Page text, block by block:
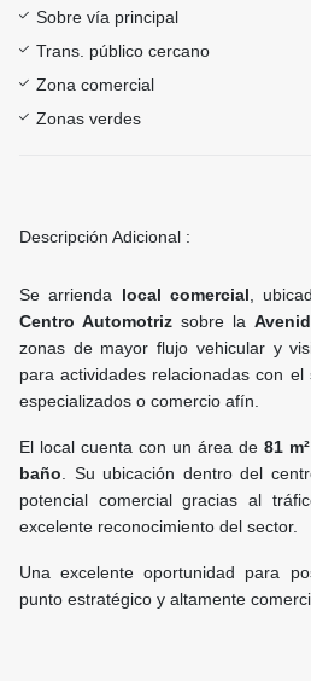
Sobre vía principal
Trans. público cercano
Zona comercial
Zonas verdes
Descripción Adicional :
Se arrienda local comercial ,
Centro Automotrizsobre la
zonas de mayor flujo vehicular y
para actividades relacionadas con
especializados o comercio afín.
El local cuenta con un área de 81 m²
baño . Su ubicación dentro del
potencial comercial gracias al
excelente reconocimiento del sector.
Una excelente oportunidad para
punto estratégico y altamente